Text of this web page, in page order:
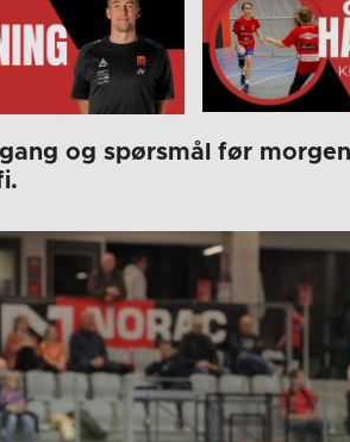
og spørsmål før